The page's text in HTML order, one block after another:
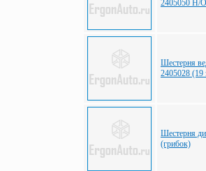
2405050 Н/О
Шестерня
2405028 (19
Шестерня
(грибок)